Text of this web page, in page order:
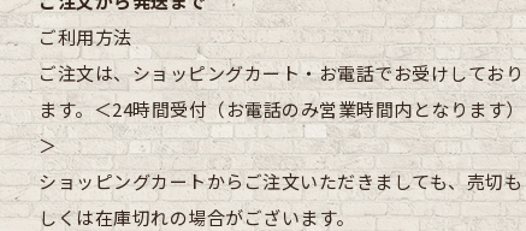
ご利用方法
ご注文は、ショッピングカート・お電話でお受けしており
ます。＜24時間受付（お電話のみ営業時間内となります）
＞
ショッピングカートからご注文いただきましても、売切も
しくは在庫切れの場合がございます。